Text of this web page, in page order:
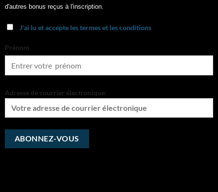
d'autres bonus reçus à l'inscription.
J'ai lu et accepte les termes et les conditions
Prénom
Adresse de courrier électronique: